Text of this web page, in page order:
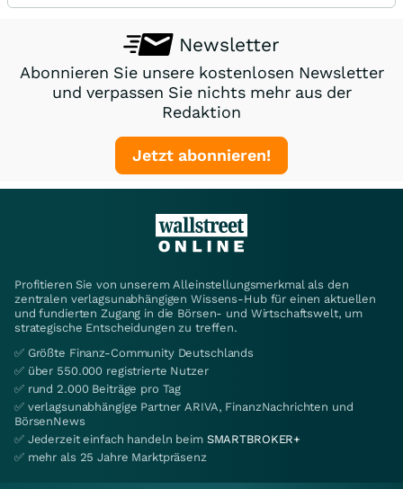
Newsletter
Abonnieren Sie unsere kostenlosen Newsletter
und verpassen Sie nichts mehr aus der
Redaktion
Jetzt abonnieren!
Profitieren Sie von unserem Alleinstellungsmerkmal als den
zentralen verlagsunabhängigen Wissens-Hub für einen aktuellen
und fundierten Zugang in die Börsen- und Wirtschaftswelt, um
strategische Entscheidungen zu treffen.
✅ Größte Finanz-Community Deutschlands
✅ über 550.000 registrierte Nutzer
✅ rund 2.000 Beiträge pro Tag
✅ verlagsunabhängige Partner ARIVA, FinanzNachrichten und
BörsenNews
✅ Jederzeit einfach handeln beim SMARTBROKER+
✅ mehr als 25 Jahre Marktpräsenz